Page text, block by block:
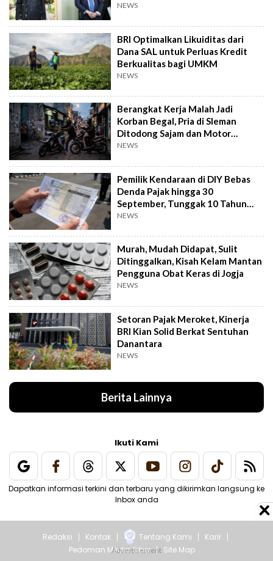
NEWS
BRI Optimalkan Likuiditas dari
Dana SAL untuk Perluas Kredit
Berkualitas bagi UMKM
NEWS
Berangkat Kerja Malah Jadi
Korban Begal, Pria di Sleman
Ditodong Sajam dan Motor
Digasak
NEWS
Pemilik Kendaraan di DIY Bebas
Denda Pajak hingga 30
September, Tunggak 10 Tahun
Cukup Bayar 5 Tahun
NEWS
Murah, Mudah Didapat, Sulit
Ditinggalkan, Kisah Kelam Mantan
Pengguna Obat Keras di Jogja
NEWS
Setoran Pajak Meroket, Kinerja
BRI Kian Solid Berkat Sentuhan
Danantara
NEWS
Berita Lainnya
Ikuti Kami
Dapatkan informasi terkini dan terbaru yang dikirimkan langsung ke
Inbox anda
Redaksi Kontak Tentang Kami
Karir
Pedoman Media Siber
Site Map